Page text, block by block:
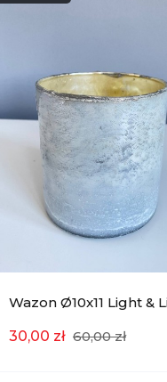
Wazon Ø10x11 Light &
30,00 zł 60,00 zł